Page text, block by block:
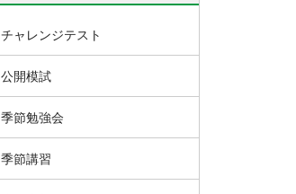
チャレンジテスト
公開模試
季節勉強会
季節講習